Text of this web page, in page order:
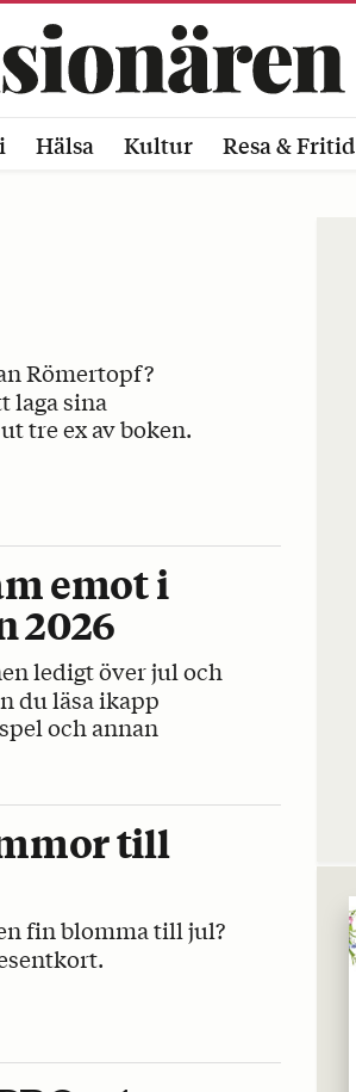
Hälsa Kultur Resa & Fritid
Römertopf?
laga sina
tre ex av boken.
emot i
2026
ledigt över jul och
du läsa ikapp
och annan
till
fin blomma till jul?